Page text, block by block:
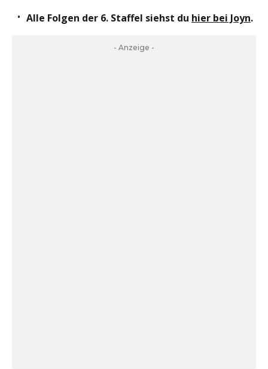
Alle Folgen der 6. Staffel siehst du hier bei Joyn.
- Anzeige -